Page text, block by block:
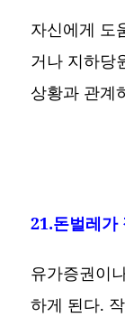
자신에게 도
거나 지하당
상황과 관계
21.돈벌레가
유가증권이
하게 된다.